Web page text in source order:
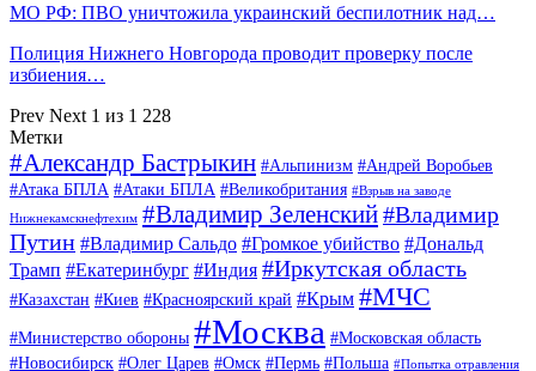
МО РФ: ПВО уничтожила украинский беспилотник над…
Полиция Нижнего Новгорода проводит проверку после
избиения…
Prev Next 1 из 1 228
Метки
#Александр Бастрыкин #Альпинизм #Андрей Воробьев
#Атака БПЛА #Атаки БПЛА #Великобритания #Взрыв на заводе
Нижнекамскнефтехим #Владимир Зеленский#Владимир
Путин #Владимир Сальдо #Громкое убийство #Дональд
Трамп #Екатеринбург #Индия #Иркутская область
#Казахстан #Киев #Красноярский край #Крым #МЧС
#Министерство обороны #Москва #Московская область
#Новосибирск #Олег Царев #Омск #Пермь #Польша #Попытка отравления